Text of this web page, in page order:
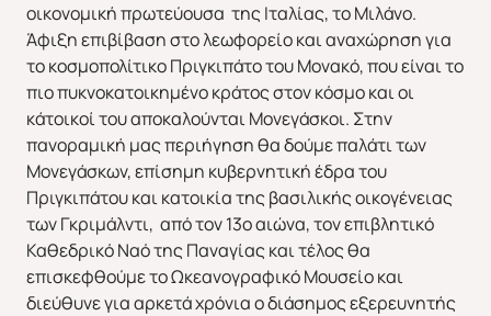
οικονομική πρωτεύουσα της Ιταλίας, το Μιλάνο.
Άφιξη επιβίβαση στο λεωφορείο και αναχώρηση για
το κοσμοπολίτικο Πριγκιπάτο του Μονακό, που είναι το
πιο πυκνοκατοικημένο κράτος στον κόσμο και οι
κάτοικοί του αποκαλούνται Μονεγάσκοι. Στην
πανοραμική μας περιήγηση θα δούμε παλάτι των
Μονεγάσκων, επίσημη κυβερνητική έδρα του
Πριγκιπάτου και κατοικία της βασιλικής οικογένειας
των Γκριμάλντι, από τον 13ο αιώνα, τον επιβλητικό
Καθεδρικό Ναό της Παναγίας και τέλος θα
επισκεφθούμε το Ωκεανογραφικό Μουσείο και
διεύθυνε για αρκετά χρόνια ο διάσημος εξερευνητής